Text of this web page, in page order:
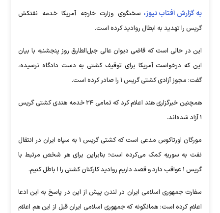
به گزارش آفتاب نیوز، سخنگوی وزارت خارجه آمریکا خدمه نفتکش
گریس را تهدید به ابطال روادید کرده است.
این در حالی است که قاضی دیوان عالی جبل‌الطارق روز پنجشنبه با بیان
این که درخواست آمریکا برای توقیف کشتی به دست دادگاه نرسیده،
گفت: مجوز آزادی کشتی گریس ۱ را صادر کرده است.
همچنین خبرگزاری هند اعلام کرد که تمامی ۲۴ خدمه هندی کشتی گریس
۱ آزاد شده‌اند.
مورگان اورتاکوس مدعی است که کشتی گریس ۱ به سپاه ایران در انتقال
نفت به سوریه کمک می‌کرده است؛ بنابراین برای هر شخص مرتبط با
گریس ۱ عواقب دارد و قصد داریم روادید کارکنان کشتی را ا باطل کنیم.
سفارت جمهوری اسلامی ایران در لندن پیش از این در پاسخ به این ادعا
اعلام کرده است: همانگونه که جمهوری اسلامی ایران قبل از این هم اعلام